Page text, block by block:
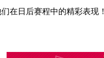
在日后赛程中的精彩表现！